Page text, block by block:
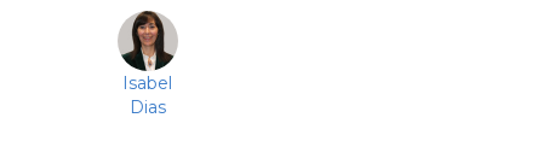
Isabel
Dias